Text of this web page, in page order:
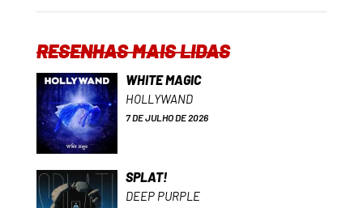
RESENHAS MAIS LIDAS
WHITE MAGIC
HOLLYWAND
7 DE JULHO DE 2026
SPLAT!
DEEP PURPLE